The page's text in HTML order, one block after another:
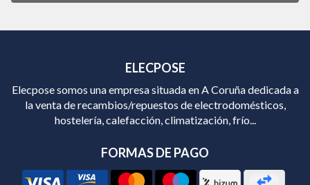
ELECPOSE
Elecpose somos una empresa situada en A Coruña dedicada a
la venta de recambios/repuestos de electrodomésticos,
hostelería, calefacción, climatización, frío...
FORMAS DE PAGO